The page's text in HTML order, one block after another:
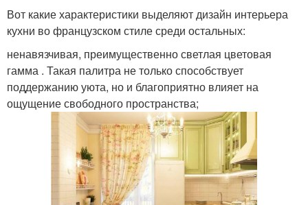
Вот какие характеристики выделяют дизайн интерьера
кухни во французском стиле среди остальных:
ненавязчивая, преимущественно светлая цветовая
гамма . Такая палитра не только способствует
поддержанию уюта, но и благоприятно влияет на
ощущение свободного пространства;